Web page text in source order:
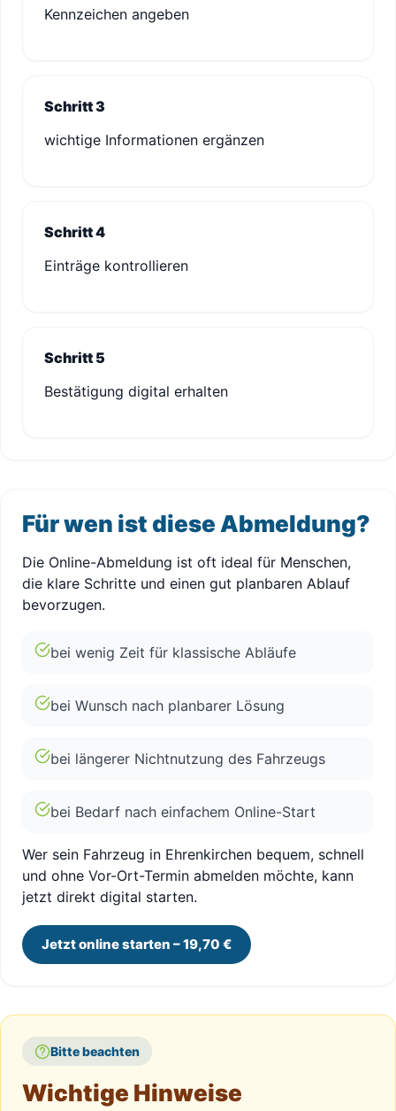
Kennzeichen angeben
Schritt 3
wichtige Informationen ergänzen
Schritt 4
Einträge kontrollieren
Schritt 5
Bestätigung digital erhalten
Für wen ist diese Abmeldung?
Die Online-Abmeldung ist oft ideal für Menschen,
die klare Schritte und einen gut planbaren Ablauf
bevorzugen.
bei wenig Zeit für klassische Abläufe
bei Wunsch nach planbarer Lösung
bei längerer Nichtnutzung des Fahrzeugs
bei Bedarf nach einfachem Online-Start
Wer sein Fahrzeug in Ehrenkirchen bequem, schnell
und ohne Vor-Ort-Termin abmelden möchte, kann
jetzt direkt digital starten.
Jetzt online starten – 19,70 €
Bitte beachten
Wichtige Hinweise